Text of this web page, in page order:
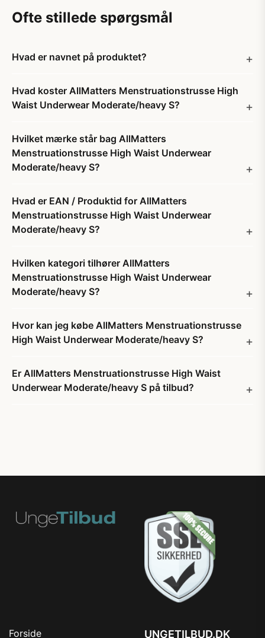
Ofte stillede spørgsmål
Hvad er navnet på produktet?
Hvad koster AllMatters Menstruationstrusse High
Waist Underwear Moderate/heavy S?
Hvilket mærke står bag AllMatters
Menstruationstrusse High Waist Underwear
Moderate/heavy S?
Hvad er EAN / Produktid for AllMatters
Menstruationstrusse High Waist Underwear
Moderate/heavy S?
Hvilken kategori tilhører AllMatters
Menstruationstrusse High Waist Underwear
Moderate/heavy S?
Hvor kan jeg købe AllMatters Menstruationstrusse
High Waist Underwear Moderate/heavy S?
Er AllMatters Menstruationstrusse High Waist
Underwear Moderate/heavy S på tilbud?
Forside UNGETILBUD.DK